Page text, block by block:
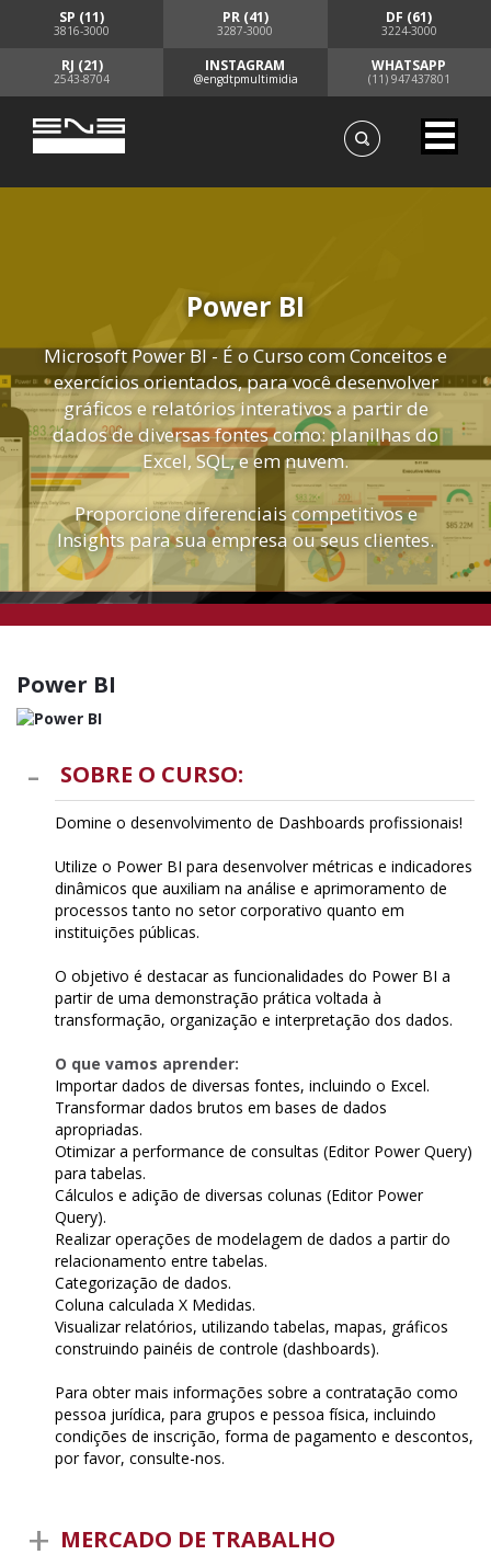
SP (11)
3816-3000
PR (41)
3287-3000
DF (61)
3224-3000
RJ (21)
2543-8704
INSTAGRAM
@engdtpmultimidia
WHATSAPP
(11) 947437801
Power BI
Microsoft Power BI - É o Curso com Conceitos e
exercícios orientados, para você desenvolver
gráficos e relatórios interativos a partir de
dados de diversas fontes como: planilhas do
Excel, SQL, e em nuvem.
Proporcione diferenciais competitivos e
Insights para sua empresa ou seus clientes.
Power BI
SOBRE O CURSO:
Domine o desenvolvimento de Dashboards profissionais!
Utilize o Power BI para desenvolver métricas e indicadores
dinâmicos que auxiliam na análise e aprimoramento de
processos tanto no setor corporativo quanto em
instituições públicas.
O objetivo é destacar as funcionalidades do Power BI a
partir de uma demonstração prática voltada à
transformação, organização e interpretação dos dados.
O que vamos aprender:
Importar dados de diversas fontes, incluindo o Excel.
Transformar dados brutos em bases de dados
apropriadas.
Otimizar a performance de consultas (Editor Power Query)
para tabelas.
Cálculos e adição de diversas colunas (Editor Power
Query).
Realizar operações de modelagem de dados a partir do
relacionamento entre tabelas.
Categorização de dados.
Coluna calculada X Medidas.
Visualizar relatórios, utilizando tabelas, mapas, gráficos
construindo painéis de controle (dashboards).
Para obter mais informações sobre a contratação como
pessoa jurídica, para grupos e pessoa física, incluindo
condições de inscrição, forma de pagamento e descontos,
por favor, consulte-nos.
MERCADO DE TRABALHO